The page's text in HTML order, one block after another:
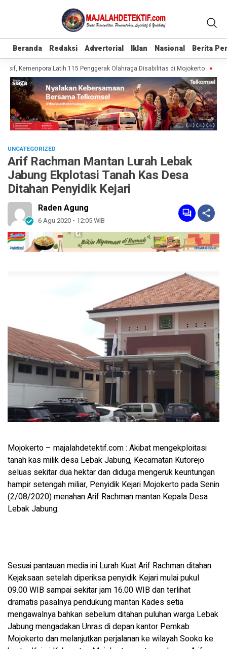
Beranda Redaksi Advertorial Iklan Nasional Berita
Beranda Redaksi Advertorial Iklan Nasional Berita
Kemenpora Latih 115 Penggerak Olahraga Disabilitas di Mojokerto
UNCATEGORIZED
Arif Rachman Mantan Lurah Lebak
Jabung Ekplotasi Tanah Kas Desa
Ditahan Penyidik Kejari
Raden Agung
6 Agu 2020 - 12:05 WIB
Mojokerto – majalahdetektif.com : Akibat mengekploitasi
tanah kas milik desa Lebak Jabung, Kecamatan Kutorejo
seluas sekitar dua hektar dan diduga mengeruk keuntungan
hampir setengah miliar, Penyidik Kejari Mojokerto pada Senin
(2/08/2020) menahan Arif Rachman mantan Kepala Desa
Lebak Jabung.
Sesuai pantauan media ini Lurah Kuat Arif Rachman ditahan
Kejaksaan setelah diperiksa penyidik Kejari mulai pukul
09.00 WIB sampai sekitar jam 16.00 WIB dan terlihat
dramatis pasalnya pendukung mantan Kades setia
mengawalnya bahkan sebelum ditahan puluhan warga Lebak
Jabung mengadakan Unras di depan kantor Pemkab
Mojokerto dan melanjutkan perjalanan ke wilayah Sooko ke